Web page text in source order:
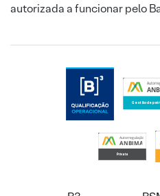
autorizada a funcionar pelo